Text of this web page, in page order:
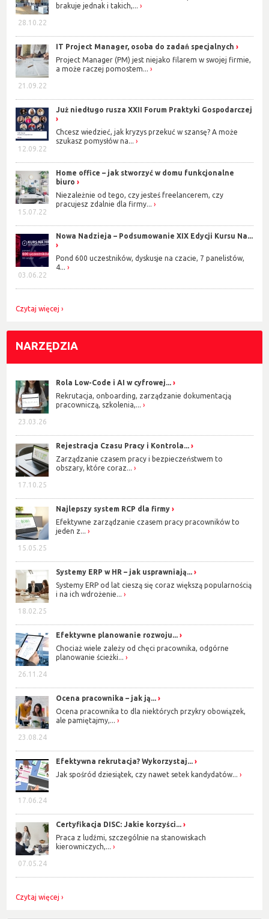
Powyższy przykład pokazuje, że elastyczność zarówno w sposobie
myślenia, jak i działania to cenna cecha każdego pracownika.
Reklamacja nie tylko jako inspiracja do rozwoju, ale także jako szansa
na znalezienie adekwatnego pracownika lub budowanie sieci
kontaktów? Dlaczego nie!
28.10.22
brakuje jednak i takich,...
21.09.22
IT Project Manager, osoba do zadań specjalnych
Project Manager (PM) jest niejako filarem w swojej firmie,
a może raczej pomostem...
12.09.22
Już niedługo rusza XXII Forum Praktyki Gospodarczej
Chcesz wiedzieć, jak kryzys przekuć w szansę? A może
szukasz pomysłów na...
15.07.22
Home office – jak stworzyć w domu funkcjonalne
biuro
Niezależnie od tego, czy jesteś freelancerem, czy
pracujesz zdalnie dla firmy...
03.06.22
Nowa Nadzieja – Podsumowanie XIX Edycji Kursu Na...
Pond 600 uczestników, dyskusje na czacie, 7 panelistów,
4...
Czytaj więcej
NARZĘDZIA
23.03.26
Rola Low-Code i AI w cyfrowej...
Rekrutacja, onboarding, zarządzanie dokumentacją
pracowniczą, szkolenia,...
17.10.25
Rejestracja Czasu Pracy i Kontrola...
Zarządzanie czasem pracy i bezpieczeństwem to
obszary, które coraz...
15.05.25
Najlepszy system RCP dla firmy
Efektywne zarządzanie czasem pracy pracowników to
jeden z...
18.02.25
Systemy ERP w HR – jak usprawniają...
Systemy ERP od lat cieszą się coraz większą popularnością
i na ich wdrożenie...
26.11.24
Efektywne planowanie rozwoju...
Chociaż wiele zależy od chęci pracownika, odgórne
planowanie ścieżki...
23.08.24
Ocena pracownika – jak ją...
Ocena pracownika to dla niektórych przykry obowiązek,
ale pamiętajmy,...
17.06.24
Efektywna rekrutacja? Wykorzystaj...
Jak spośród dziesiątek, czy nawet setek kandydatów...
07.05.24
Certyfikacja DISC: Jakie korzyści...
Praca z ludźmi, szczególnie na stanowiskach
kierowniczych,...
Czytaj więcej